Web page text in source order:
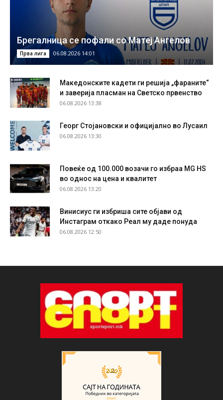
Брегалница се пофали со Матеј Ангелов
Прва лига 06.08.2026 14:01
Македонските кадети ги решија „фараните“
и заверија пласман на Светско првенство
06.08.2026 13:38
Георг Стојановски и официјално во Лусаил
06.08.2026 13:30
Повеќе од 100.000 возачи го избраа MG HS
во однос на цена и квалитет
06.08.2026 13:20
Винисиус ги избриша сите објави од
Инстаграм откако Реал му даде понуда
06.08.2026 12:50